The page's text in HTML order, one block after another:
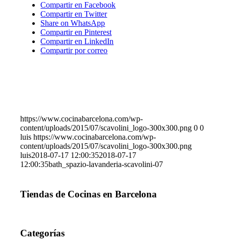
Compartir en Facebook
Compartir en Twitter
Share on WhatsApp
Compartir en Pinterest
Compartir en LinkedIn
Compartir por correo
https://www.cocinabarcelona.com/wp-
content/uploads/2015/07/scavolini_logo-300x300.png 0 0
luis https://www.cocinabarcelona.com/wp-
content/uploads/2015/07/scavolini_logo-300x300.png
luis2018-07-17 12:00:352018-07-17
12:00:35bath_spazio-lavanderia-scavolini-07
Tiendas de Cocinas en Barcelona
Categorías